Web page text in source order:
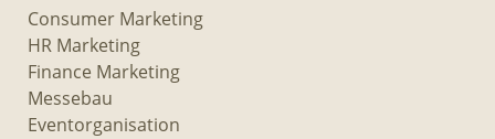
Consumer Marketing
HR Marketing
Finance Marketing
Messebau
Eventorganisation